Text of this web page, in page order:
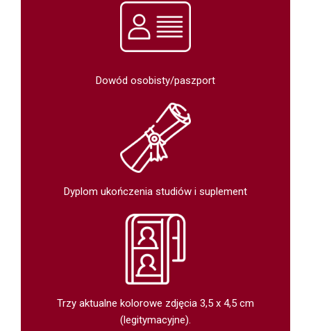
Dowód osobisty/paszport
Dyplom ukończenia studiów i suplement
Trzy aktualne kolorowe zdjęcia 3,5 x 4,5 cm
(legitymacyjne).